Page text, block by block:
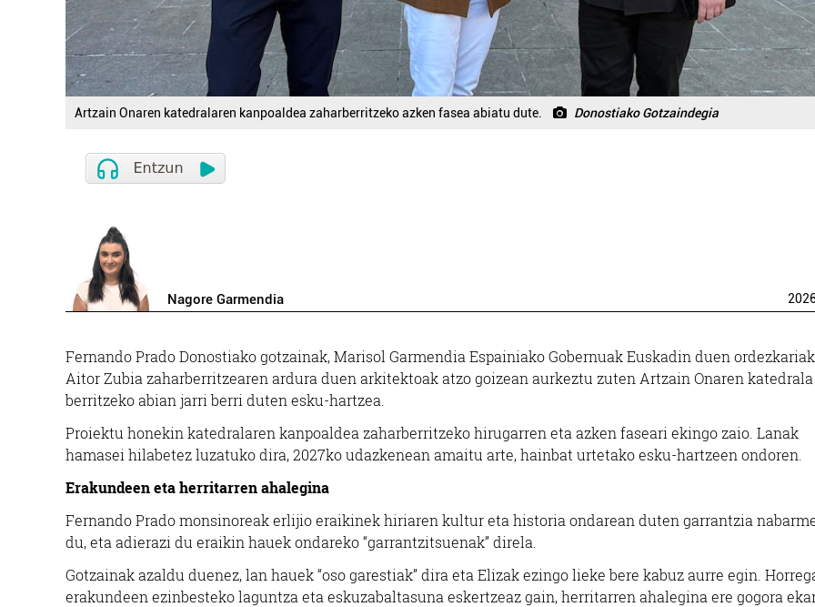
Artzain Onaren katedralaren kanpoaldea zaharberritzeko azken fasea abiatu dute. Donostiako Gotzaindegia
Nagore Garmendia
Fernando Prado Donostiako gotzainak, Marisol Garmendia Espainiako Gobernuak Euskadin duen
Aitor Zubia zaharberritzearen ardura duen arkitektoak atzo goizean aurkeztu zuten Artzain Onaren katedrala
berritzeko abian jarri berri duten esku-hartzea.
Proiektu honekin katedralaren kanpoaldea zaharberritzeko hirugarren eta azken faseari ekingo zaio. Lanak
hamasei hilabetez luzatuko dira, 2027ko udazkenean amaitu arte, hainbat urtetako esku-hartzeen ondoren.
Erakundeen eta herritarren ahalegina
Fernando Prado monsinoreak erlijio eraikinek hiriaren kultur eta historia ondarean duten garrantzia
du, eta adierazi du eraikin hauek ondareko “garrantzitsuenak” direla.
Gotzainak azaldu duenez, lan hauek “oso garestiak” dira eta Elizak ezingo lieke bere kabuz aurre egin.
erakundeen ezinbesteko laguntza eta eskuzabaltasuna eskertzeaz gain, herritarren ahalegina ere gogora